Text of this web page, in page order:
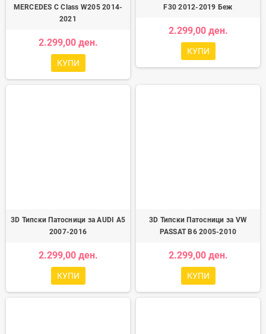
MERCEDES C Class W205 2014-
2021
2.299,00 ден.
КУПИ
F30 2012-2019 Беж
2.299,00 ден.
КУПИ
3D Типски Патосници за AUDI A5
2007-2016
2.299,00 ден.
КУПИ
3D Типски Патосници за VW
PASSAT B6 2005-2010
2.299,00 ден.
КУПИ